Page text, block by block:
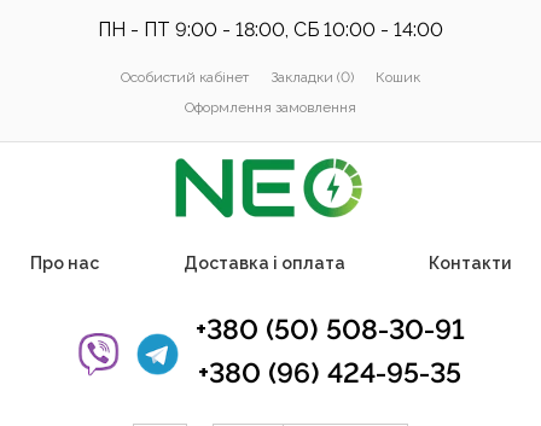
ПН - ПТ 9:00 - 18:00, СБ 10:00 - 14:00
Особистий кабінет Закладки (0)
Кошик
Оформлення замовлення
Про нас Доставка і оплата Контакти
+380 (50) 508-30-91
+380 (96) 424-95-35